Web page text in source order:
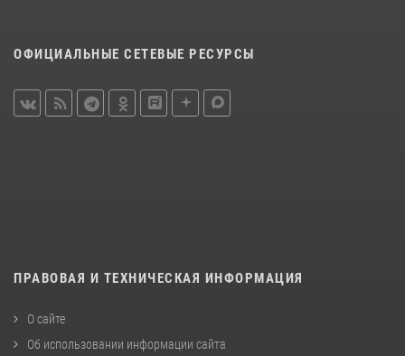
ОФИЦИАЛЬНЫЕ СЕТЕВЫЕ РЕСУРСЫ
ПРАВОВАЯ И ТЕХНИЧЕСКАЯ ИНФОРМАЦИЯ
О сайте
Об использовании информации сайта